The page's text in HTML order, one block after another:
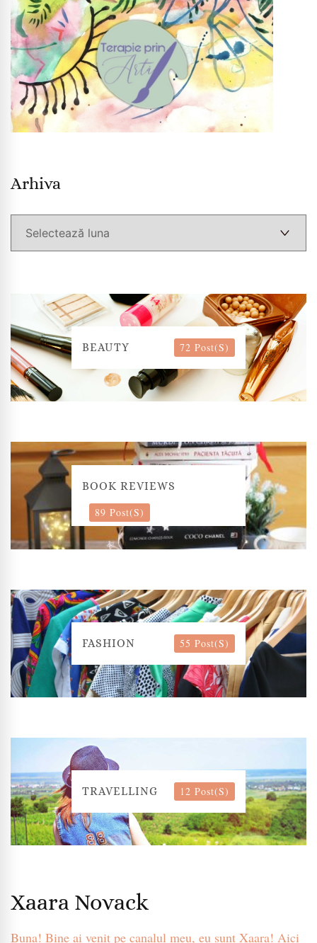
Arhiva
BEAUTY 72 Post(s)
BOOK REVIEWS
89 Post(s)
FASHION 55 Post(s)
TRAVELLING 12 Post(s)
Xaara Novack
Buna! Bine ai venit pe canalul meu, eu sunt Xaara! Aici